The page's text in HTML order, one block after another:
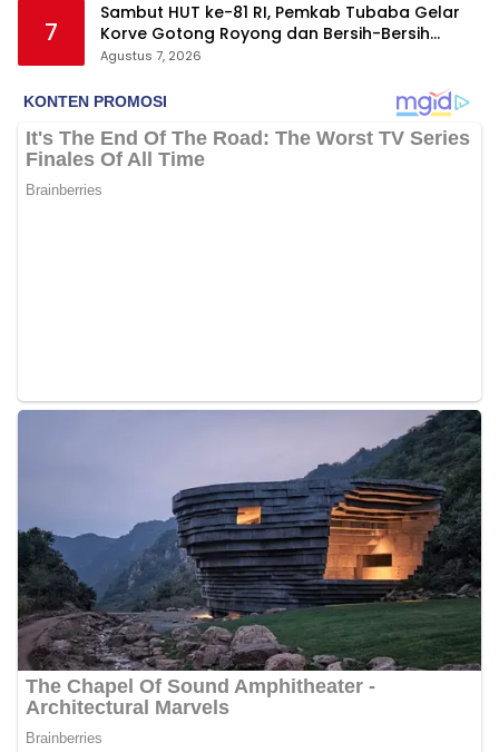
7
Sambut HUT ke-81 RI, Pemkab Tubaba Gelar
Korve Gotong Royong dan Bersih-Bersih
Serentak
Agustus 7, 2026